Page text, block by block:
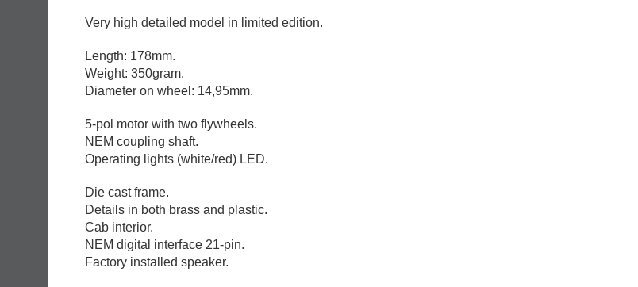
Very high detailed model in limited edition.
Length: 178mm.
Weight: 350gram.
Diameter on wheel: 14,95mm.
5-pol motor with two flywheels.
NEM coupling shaft.
Operating lights (white/red) LED.
Die cast frame.
Details in both brass and plastic.
Cab interior.
NEM digital interface 21-pin.
Factory installed speaker.